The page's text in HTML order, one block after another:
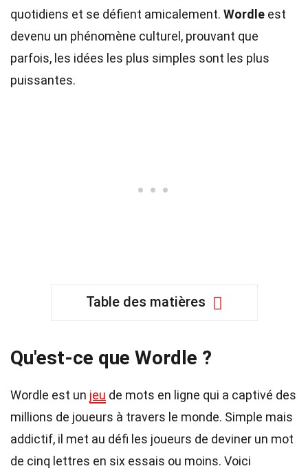
quotidiens et se défient amicalement. Wordle est
devenu un phénomène culturel, prouvant que
parfois, les idées les plus simples sont les plus
puissantes.
Table des matières
Qu'est-ce que Wordle ?
Wordle est un jeu de mots en ligne qui a captivé des
millions de joueurs à travers le monde. Simple mais
addictif, il met au défi les joueurs de deviner un mot
de cinq lettres en six essais ou moins. Voici